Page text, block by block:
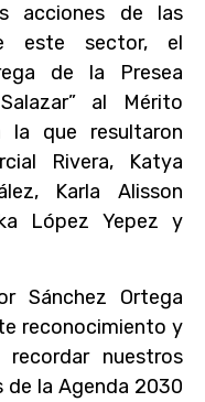
acciones de las
este sector, el
de la Presea
al Mérito
la que resultaron
Rivera, Katya
Karla Alisson
López Yepez y
Sánchez Ortega
reconocimiento y
recordar nuestros
de la Agenda 2030